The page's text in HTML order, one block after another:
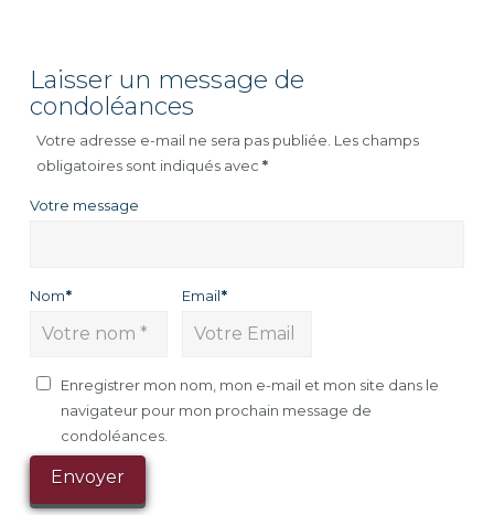
Laisser un message de
condoléances
Votre adresse e-mail ne sera pas publiée. Les champs
obligatoires sont indiqués avec*
Votre message
Nom* Email*
Enregistrer mon nom, mon e-mail et mon site dans le
navigateur pour mon prochain message de
condoléances.